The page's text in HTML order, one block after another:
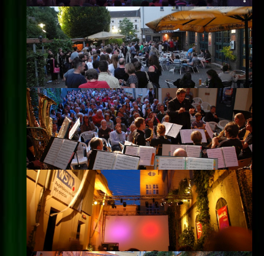
Ort
Anreise
Wetter
Kinogutschein
Konzept
Archiv
Kontakt
Impressum
Datenschutz